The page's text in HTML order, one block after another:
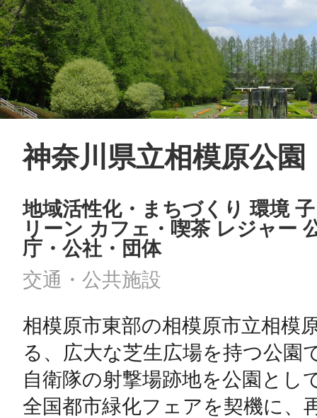
神奈川県立相模原公園
地域活性化・まちづくり 環境
リーン カフェ・喫茶 レジャー
庁・公社・団体
交通・公共施設
相模原市東部の相模原市立相模
る、広大な芝生広場を持つ公園
自衛隊の射撃場跡地を公園とし
全国都市緑化フェアを契機に、